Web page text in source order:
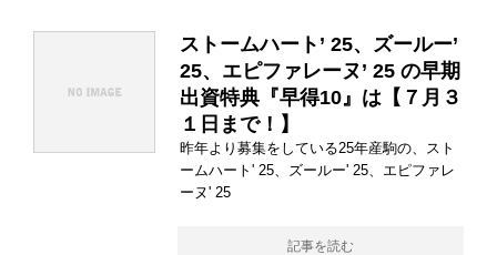
ストームハート’ 25、ズールー’
25、エピファレーヌ’ 25 の早期
出資特典『早得10』は【７月３
１日まで！】
昨年より募集をしている25年産駒の、スト
ームハート' 25、ズールー' 25、エピファレ
ーヌ' 25
記事を読む